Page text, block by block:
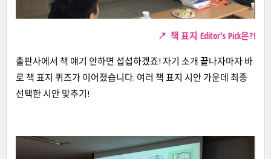
↗ 책 표지 Editor's Pick은?!
출판사에서 책 얘기 안하면 섭섭하겠죠! 자기 소개 끝나자마자 바
로 책 표지 퀴즈가 이어졌습니다. 여러 책 표지 시안 가운데 최종
선택한 시안 맞추기!